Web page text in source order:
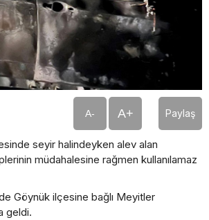
A- A+ Paylaş
seyir halindeyken alev alan
müdahalesine rağmen kullanılamaz
Göynük ilçesine bağlı Meyitler
geldi.